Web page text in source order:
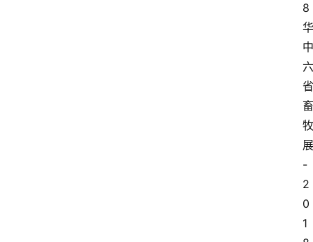
8
华
中
六
省
畜
牧
展
-
2
0
1